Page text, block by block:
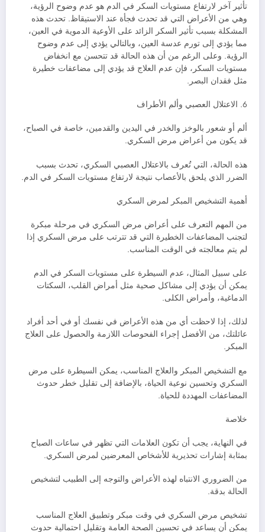
تأثير آخر لارتفاع مستويات السكر في الدم هو عدم وضوح الرؤية،
وهي من الأعراض التي قد تحدث فجأة عند الاستيقاظ. تحدث هذه
المشكلة بسبب تأثير السكر الزائد على الأوعية الدموية في العين،
مما يؤدي إلى تورم عدسة العين، وبالتالي يؤدي إلى عدم وضوح
الرؤية. وعلى الرغم من أن هذه الحالة قد تتحسن مع انخفاض
مستويات السكر، فإن عدم العلاج قد يؤدي إلى مضاعفات خطيرة
مثل فقدان البصر.
6. الاعتلال العصبي وألم الأطراف
ألم أو شعور بالوخز والخدر في اليدين والقدمين، خاصة في الصباح،
قد يكون من أعراض مرض السكري.
هذه الحالة، التي تُعرف بالاعتلال العصبي السكري، تحدث بسبب
الضرر الذي يلحق بالأعصاب نتيجة لارتفاع مستويات السكر في الدم.
أهمية التشخيص المبكر لمرض السكري
من المهم التعرف على أعراض مرض السكري في مرحلة مبكرة
لتجنب المضاعفات الخطيرة التي قد تترتب على مرض السكري إذا
لم يتم معالجته في الوقت المناسب.
على سبيل المثال، عدم السيطرة على مستويات السكر في الدم
يمكن أن يؤدي إلى مشاكل صحية مثل أمراض القلب، السكتات
الدماغية، وأمراض الكلى.
لذلك، إذا لاحظت أي من هذه الأعراض في نفسك أو في أحد أفراد
عائلتك، من الأفضل إجراء الفحوصات اللازمة والحصول على العلاج
المبكر.
مع التشخيص المبكر والعلاج المناسب، يمكن السيطرة على مرض
السكري وتحسين نوعية الحياة، بالإضافة إلى تقليل خطر حدوث
المضاعفات المهددة للحياة.
خلاصة
في النهاية، يجب أن تكون العلامات التي تظهر في ساعات الصباح
بمثابة إشارات تحذيرية للأشخاص المعرضين لمرض السكري.
من الضروري الانتباه لهذه الأعراض والتوجه إلى الطبيب لتشخيص
الحالة بدقة.
تشخيص مرض السكري في وقت مبكر وتطبيق العلاج المناسب
يمكن أن يساعد في تحسين الصحة العامة وتقليل احتمالية حدوث